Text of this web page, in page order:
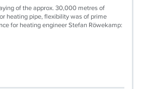
of the approx. 30,000 metres of
heating pipe, flexibility was of prime
for heating engineer Stefan Röwekamp: